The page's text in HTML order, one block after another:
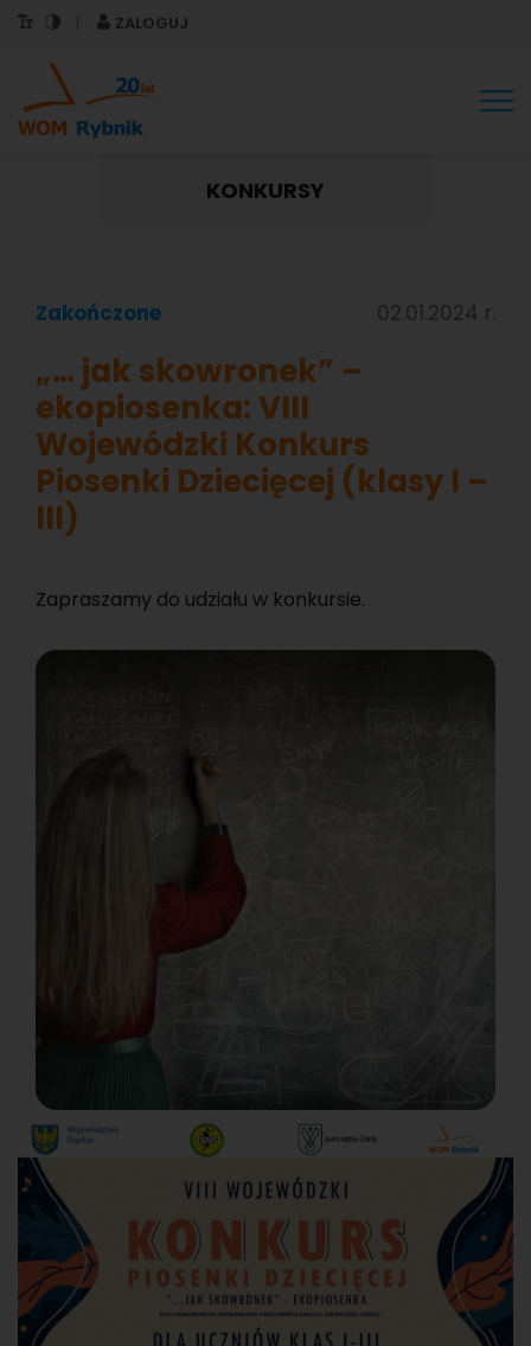
ZALOGUJ
KONKURSY
Zakończone 02.01.2024 r.
„… jak skowronek” –
ekopiosenka: VIII
Wojewódzki Konkurs
Piosenki Dziecięcej (klasy I –
III)
Za­pra­sza­my do udzia­łu w kon­kur­sie.